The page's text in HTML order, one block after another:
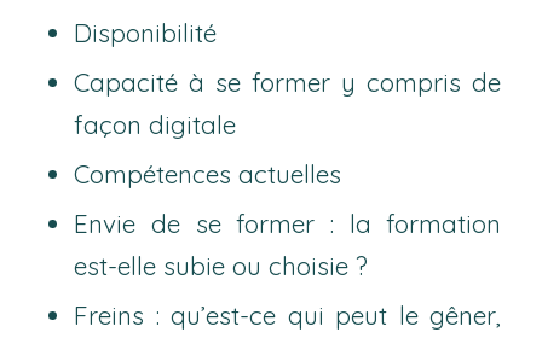
Disponibilité
Capacité à se former y compris de
façon digitale
Compétences actuelles
Envie de se former : la formation
est-elle subie ou choisie ?
Freins : qu’est-ce qui peut le gêner,